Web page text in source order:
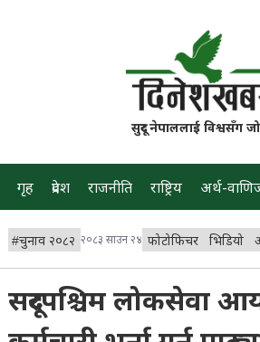
सुदूर नेपाललाई विश्वसँग
गृह प्रदेश राजनीति राष्ट्रिय अर्थ-
#चुनाव २०८२ २०८३ साउन २४ फोटोफिचर भिडियो
सदूरपश्चिम लोकसेवा